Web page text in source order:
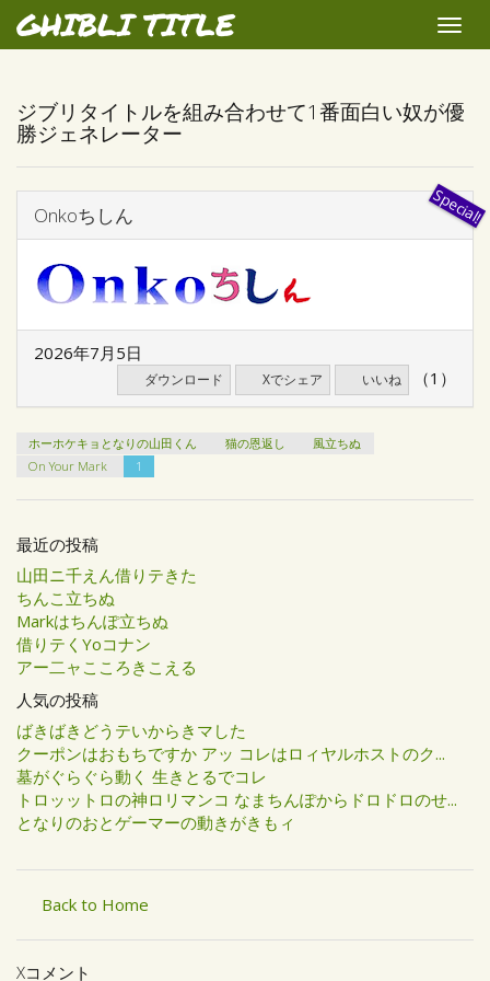
GHIBLI TITLE
Toggle
ジブリタイトルを組み合わせて1番面白い奴が優
勝ジェネレーター
Onkoちしん
2026年7月5日
ダウンロード Xでシェア いいね （1）
ホーホケキョとなりの山田くん 猫の恩返し
風立ちぬ
On Your Mark
1
最近の投稿
山田ニ千えん借りテきた
ちんこ立ちぬ
Markはちんぽ立ちぬ
借りテくYoコナン
アー二ャこころきこえる
人気の投稿
ばきばきどうテいからきマした
クーポンはおもちですか アッ コレはロィヤルホストのク...
墓がぐらぐら動く 生きとるでコレ
トロッットロの神ロリマンコ なまちんぽからドロドロのせ...
となりのおとゲーマーの動きがきもィ
Back to Home
Xコメント